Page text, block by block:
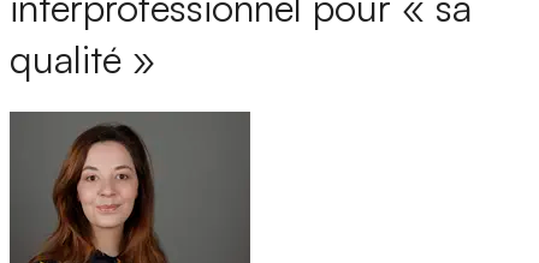
qualité »